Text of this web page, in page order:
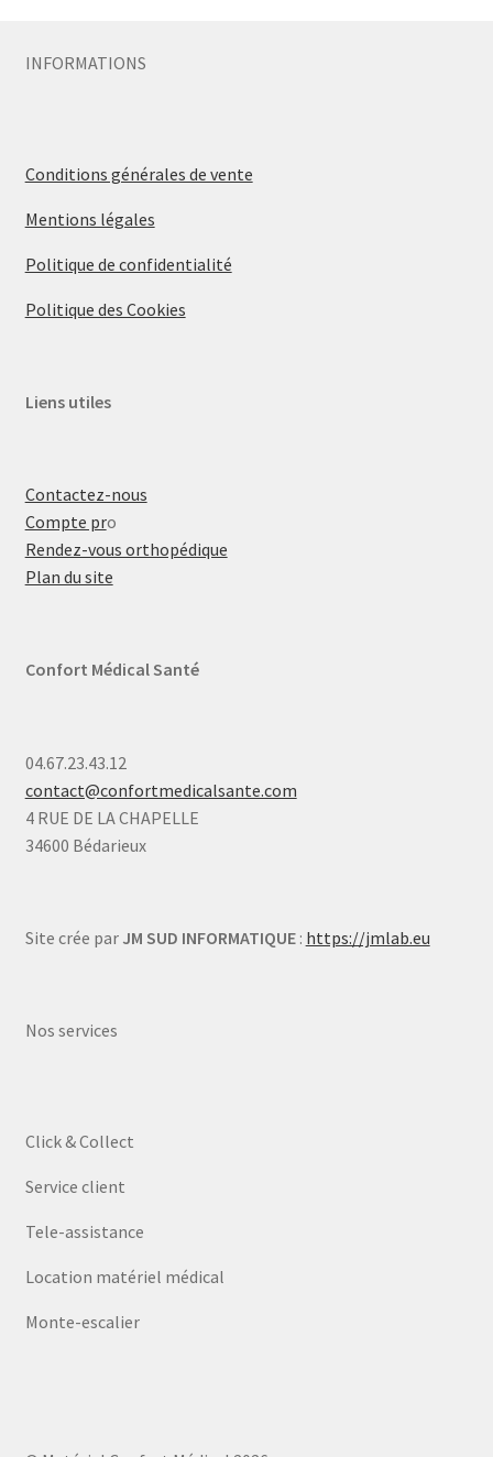
INFORMATIONS
Conditions générales de vente
Mentions légales
Politique de confidentialité
Politique des Cookies
Liens utiles
Contactez-nous
Compte pro
Rendez-vous orthopédique
Plan du site
Confort Médical Santé
04.67.23.43.12
contact@confortmedicalsante.com
4 RUE DE LA CHAPELLE
34600 Bédarieux
Site crée par JM SUD INFORMATIQUE: https://jmlab.eu
Nos services
Click & Collect
Service client
Tele-assistance
Location matériel médical
Monte-escalier